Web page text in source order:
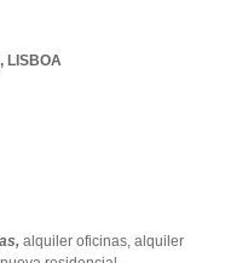
, LISBOA
alquiler oficinas, alquiler